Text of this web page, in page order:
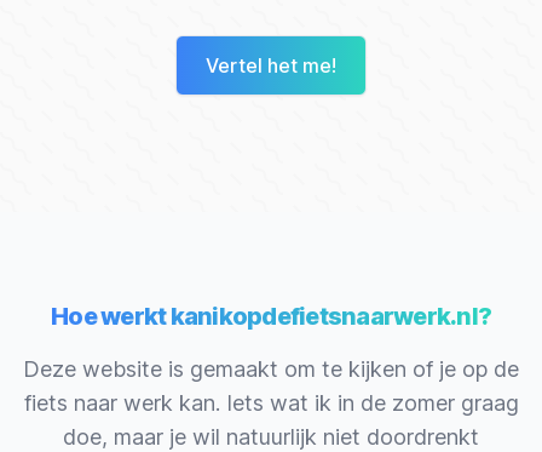
Vertel het me!
Hoe werkt kanikopdefietsnaarwerk.nl?
Deze website is gemaakt om te kijken of je op de
fiets naar werk kan. Iets wat ik in de zomer graag
doe, maar je wil natuurlijk niet doordrenkt